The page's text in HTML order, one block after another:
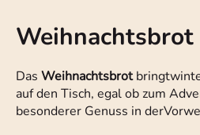
Weihnachtsbrot
Das Weihnachtsbrotbringt
auf den Tisch, egal ob zum
besonderer Genuss in der